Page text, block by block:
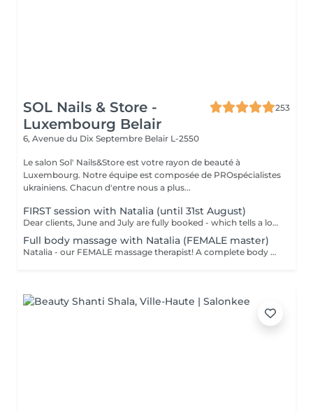
SOL Nails & Store -
Luxembourg Belair
253
6, Avenue du Dix Septembre Belair L-2550
Le salon Sol' Nails&Store est votre rayon de beauté à
Luxembourg. Notre équipe est composée de PROspécialistes
ukrainiens. Chacun d'entre nous a plus...
FIRST session with Natalia (until 31st August)
Dear clients, June and July are fully booked - which tells a lot. Plan your session IN AUGUST at a welcome price now. Natalia - our new FEMALE massage therapist! We're excited for you to get to know her, and we're offering a special price - just €59 per session. A full body massage: back, arms, legs, feet, neck. Tension release, better circulation, a calm mind. From the first minute to the last, you're in good hands!
Full body massage with Natalia (FEMALE master)
Natalia - our FEMALE massage therapist! A complete body massage designed to release tension, improve circulation and promote overall relaxation. The treatment typically focuses on the back, shoulders, arms, legs and other key tension areas using smooth and soothing massage techniques. Result: a feeling of lightness, relaxation and renewed body comfort. Recommended frequency: once a week to once a month, depending on your needs and stress level.